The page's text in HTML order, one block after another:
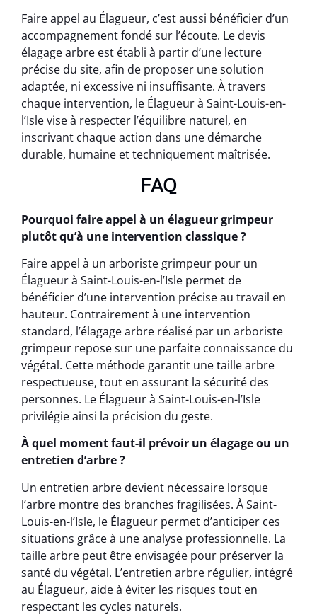
Faire appel au Élagueur, c’est aussi bénéficier d’un
accompagnement fondé sur l’écoute. Le devis
élagage arbre est établi à partir d’une lecture
précise du site, afin de proposer une solution
adaptée, ni excessive ni insuffisante. À travers
chaque intervention, le Élagueur à Saint-Louis-en-
l’Isle vise à respecter l’équilibre naturel, en
inscrivant chaque action dans une démarche
durable, humaine et techniquement maîtrisée.
FAQ
Pourquoi faire appel à un élagueur grimpeur
plutôt qu’à une intervention classique ?
Faire appel à un arboriste grimpeur pour un
Élagueur à Saint-Louis-en-l’Isle permet de
bénéficier d’une intervention précise au travail en
hauteur. Contrairement à une intervention
standard, l’élagage arbre réalisé par un arboriste
grimpeur repose sur une parfaite connaissance du
végétal. Cette méthode garantit une taille arbre
respectueuse, tout en assurant la sécurité des
personnes. Le Élagueur à Saint-Louis-en-l’Isle
privilégie ainsi la précision du geste.
À quel moment faut-il prévoir un élagage ou un
entretien d’arbre ?
Un entretien arbre devient nécessaire lorsque
l’arbre montre des branches fragilisées. À Saint-
Louis-en-l’Isle, le Élagueur permet d’anticiper ces
situations grâce à une analyse professionnelle. La
taille arbre peut être envisagée pour préserver la
santé du végétal. L’entretien arbre régulier, intégré
au Élagueur, aide à éviter les risques tout en
respectant les cycles naturels.